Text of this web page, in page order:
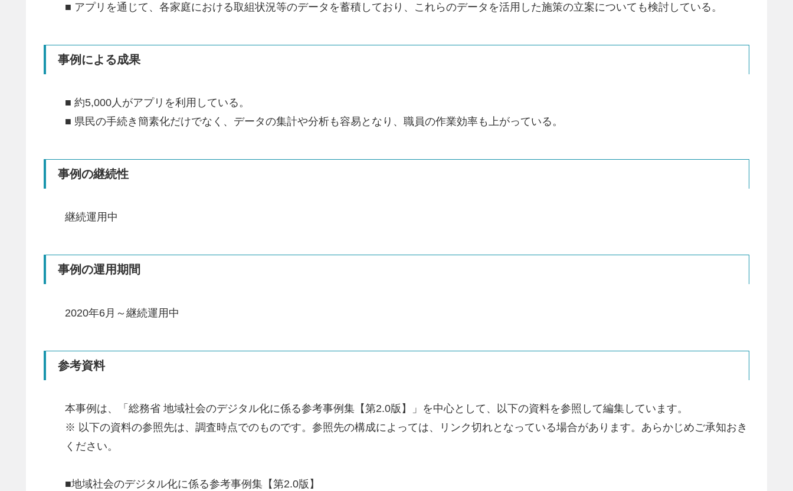
■ アプリを通じて、各家庭における取組状況等のデータを蓄積しており、これらのデータを活用した施策の立案についても検討している。
事例による成果
■ 約5,000人がアプリを利用している。
■ 県民の手続き簡素化だけでなく、データの集計や分析も容易となり、職員の作業効率も上がっている。
事例の継続性
継続運用中
事例の運用期間
2020年6月～継続運用中
参考資料
本事例は、「総務省 地域社会のデジタル化に係る参考事例集【第2.0版】」を中心として、以下の資料を参照して編集しています。
※ 以下の資料の参照先は、調査時点でのものです。参照先の構成によっては、リンク切れとなっている場合があります。あらかじめご承知おき
ください。
■地域社会のデジタル化に係る参考事例集【第2.0版】